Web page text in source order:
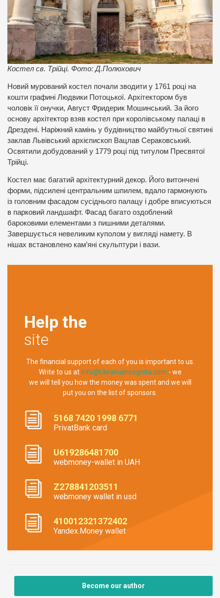
Костел св. Трійці. Фото: Д.Полюхович
Новий мурований костел почали зводити у 1761 році на
кошти графині Людвики Потоцької. Архітектором був
чоловік її онучки, Август Фридерик Мошинський. За його
основу архітектор взяв костел при королівському палаці в
Дрездені. Наріжний камінь у будівництво майбутньої святині
заклав Львівський архієпископ Вацлав Сераковський.
Освятили добудований у 1779 році під титулом Пресвятої
Трійці.
Костел має багатий архітектурний декор. Його витончені
форми, підсилені центральним шпилем, вдало гармонують
із головним фасадом сусіднього палацу і добре вписуються
в парковий ландшафт. Фасад багато оздоблений
бароковими елементами з пишними деталями.
Завершується невеликим куполом у вигляді намету. В
нішах встановлено кам’яні скульптури і вази.
Help the
site
The financial support of each of you is important to us.
Write to us atinfo@UkrainaIncognita.com - we
we will tell you how the money was spent and we will
put you on the list of sponsors.
5168 7420 1998 6771
PrivatBank card
U619286481700
webmoney-wallet in UAH
Z278841203511
webmoney wallet in usd
410012321372402
Yandex.Money wallet
Become our author